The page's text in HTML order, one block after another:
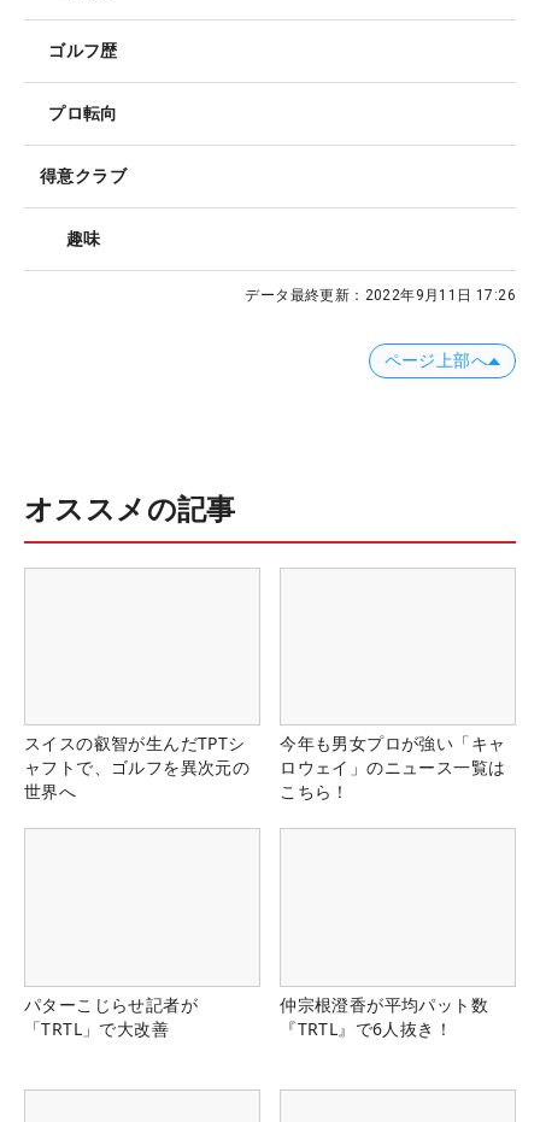
ゴルフ歴
プロ転向
得意クラブ
趣味
データ最終更新： 2022年9月11日 17:26
ページ上部へ
オススメの記事
スイスの叡智が生んだTPTシ
ャフトで、ゴルフを異次元の
世界へ
今年も男女プロが強い「キャ
ロウェイ」のニュース一覧は
こちら！
パターこじらせ記者が
「TRTL」で大改善
仲宗根澄香が平均パット数
『TRTL』で6人抜き！